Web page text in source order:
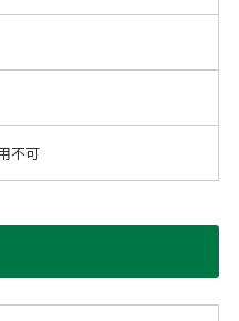
不可